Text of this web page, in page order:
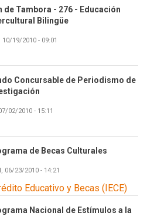
de Tambora - 276 - Educación
Bilingüe
10/19/2010 - 09:01
Concursable de Periodismo de
02/2010 - 15:11
de Becas Culturales
06/23/2010 - 14:21
Educativo y Becas (IECE)
Nacional de Estímulos a la